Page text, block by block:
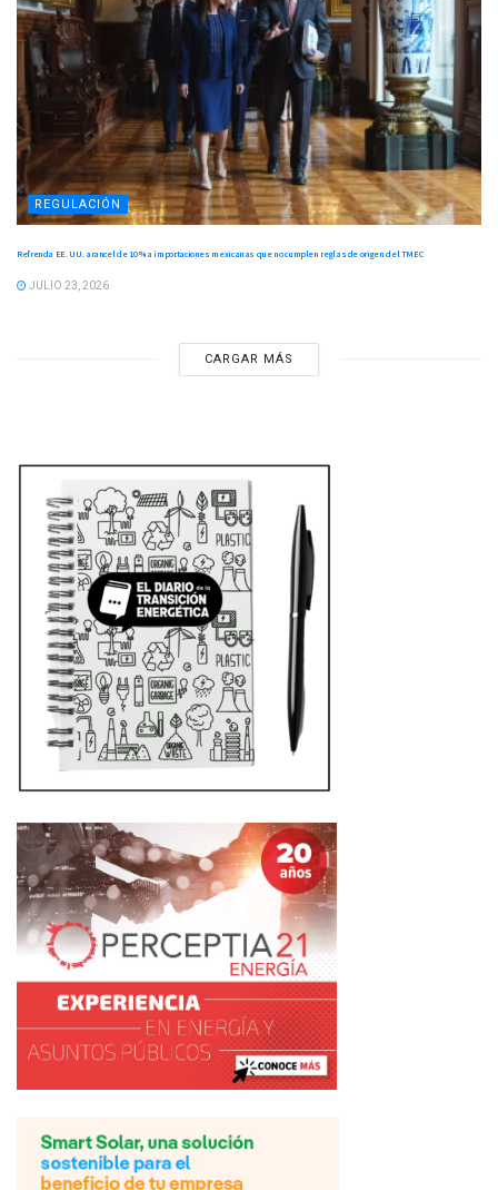
REGULACIÓN
Refrenda EE. UU. arancel de 10 % a importaciones mexicanas que no cumplen reglas de origen del TMEC
JULIO 23, 2026
CARGAR MÁS